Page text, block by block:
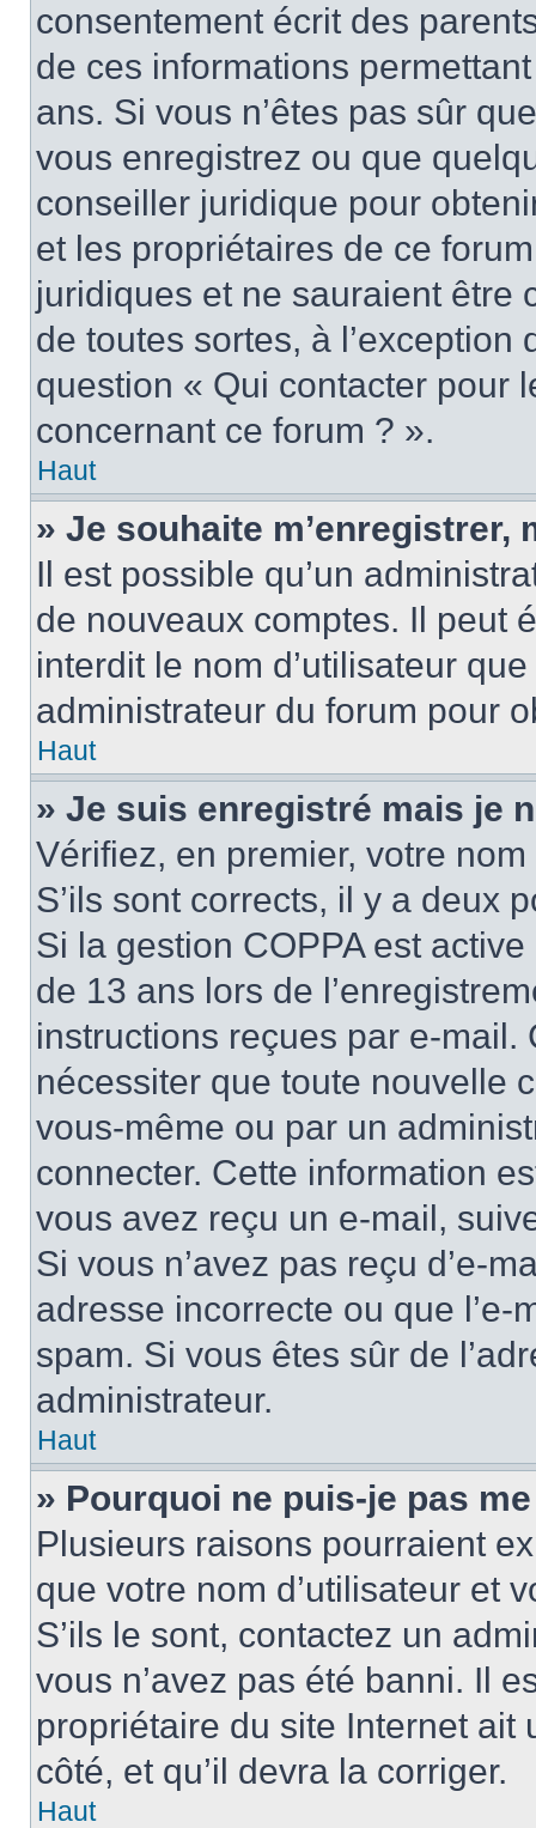
consentement écrit des
de ces informations
ans. Si vous n’êtes pas sûr
vous enregistrez ou que
conseiller juridique pour
et les propriétaires de ce
juridiques et ne sauraient être
de toutes sortes, à
question « Qui contacter pour
concernant ce forum ? ».
Haut
» Je souhaite m’enregistrer,
Il est possible qu’un
de nouveaux comptes. Il peut
interdit le nom d’utilisateur
administrateur du forum pour
Haut
» Je suis enregistré mais je
Vérifiez, en premier, votre
S’ils sont corrects, il y a deux
Si la gestion COPPA est
de 13 ans lors de
instructions reçues par e-
nécessiter que toute nouvelle
vous-même ou par un
connecter. Cette information
vous avez reçu un e-mail,
Si vous n’avez pas reçu d’e-
adresse incorrecte ou que
spam. Si vous êtes sûr de
administrateur.
Haut
» Pourquoi ne puis-je pas
Plusieurs raisons pourraient
que votre nom d’utilisateur et
S’ils le sont, contactez un
vous n’avez pas été banni. Il
propriétaire du site Internet
côté, et qu’il devra la corriger.
Haut